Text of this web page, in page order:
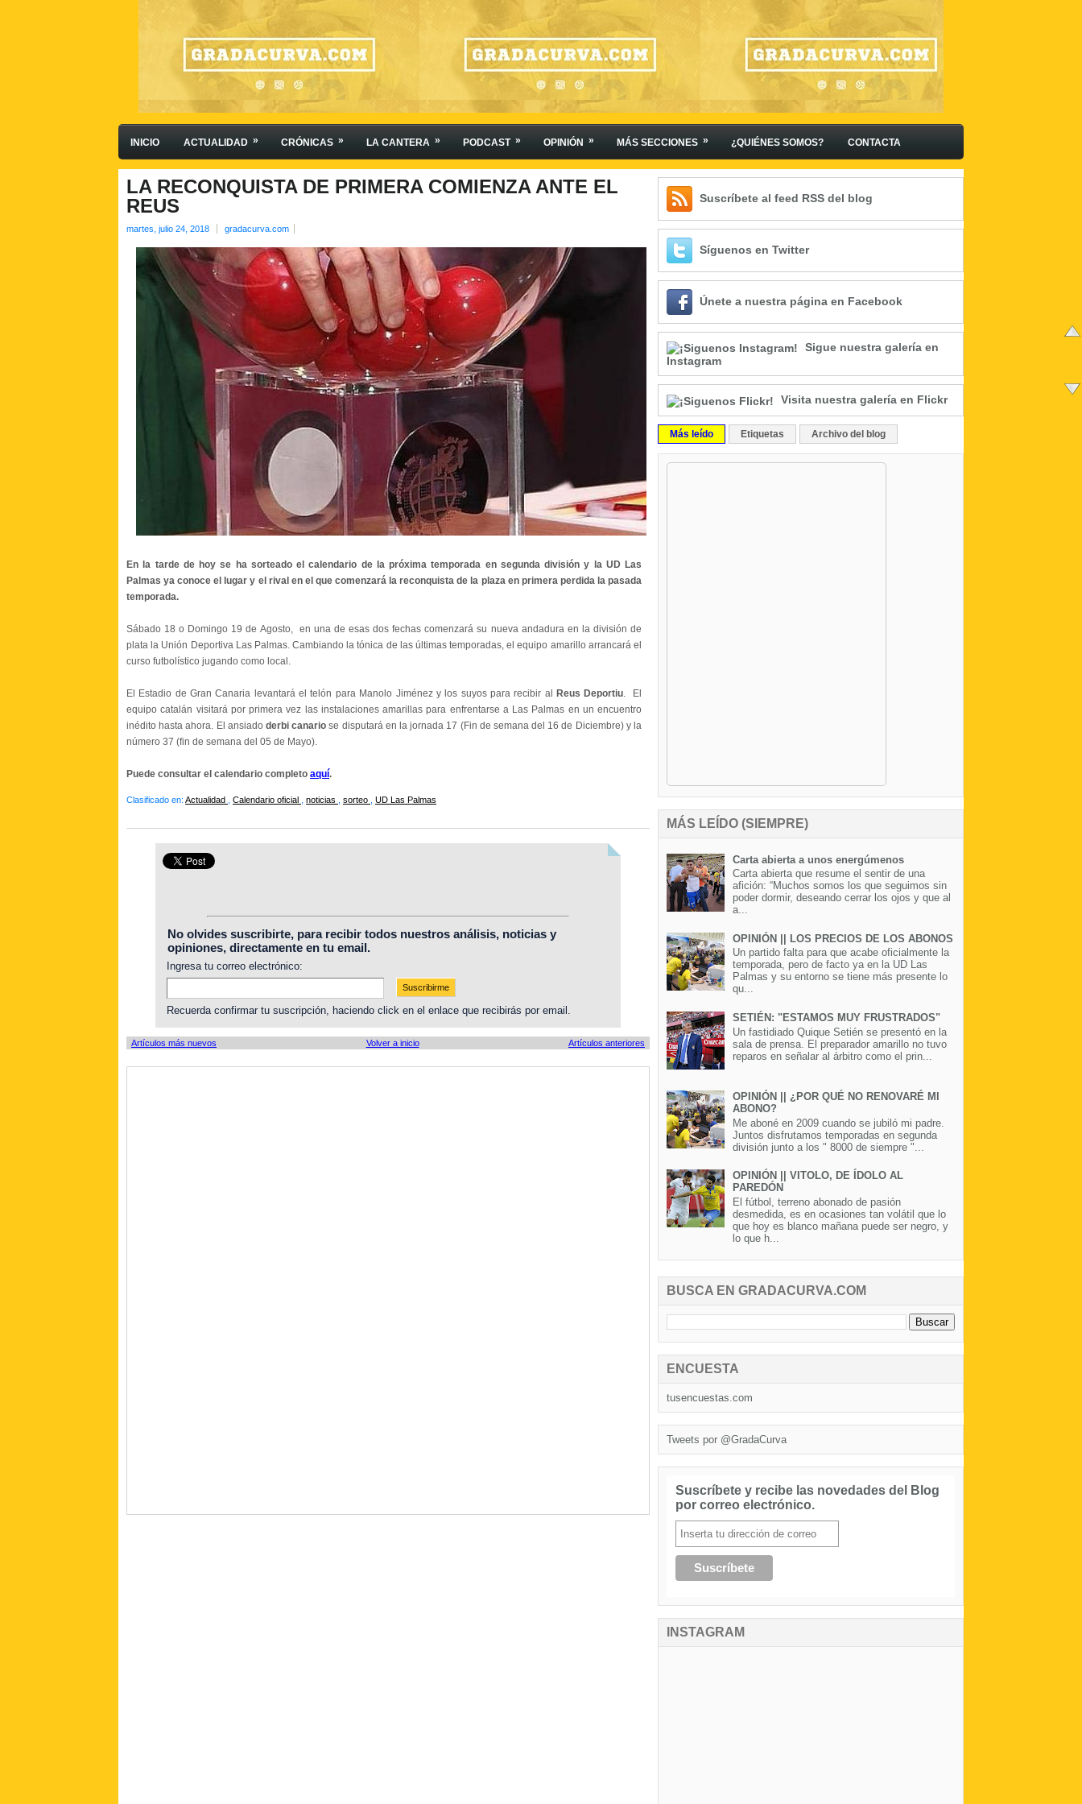
INICIO ACTUALIDAD » CRÓNICAS » LA CANTERA » PODCAST » OPINIÓN » MÁS SECCIONES » ¿QUIÉNES SOMOS? CONTACTA
LA RECONQUISTA DE PRIMERA COMIENZA ANTE EL
REUS
martes, julio 24, 2018 gradacurva.com
En la tarde de hoy se ha sorteado el calendario de la próxima temporada en segunda división y la UD Las
Palmas ya conoce el lugar y el rival en el que comenzará la reconquista de la plaza en primera perdida la pasada
temporada.
Sábado 18 o Domingo 19 de Agosto, en una de esas dos fechas comenzará su nueva andadura en la división de
plata la Unión Deportiva Las Palmas. Cambiando la tónica de las últimas temporadas, el equipo amarillo arrancará el
curso futbolístico jugando como local.
El Estadio de Gran Canaria levantará el telón para Manolo Jiménez y los suyos para recibir al Reus Deportiu. El
equipo catalán visitará por primera vez las instalaciones amarillas para enfrentarse a Las Palmas en un encuentro
inédito hasta ahora. El ansiado derbi canariose disputará en la jornada 17 (Fin de semana del 16 de Diciembre) y la
número 37 (fin de semana del 05 de Mayo).
Puede consultar el calendario completo aquí.
Clasificado en: Actualidad Calendario oficial noticias sorteo UD Las Palmas
No olvides suscribirte, para recibir todos nuestros análisis, noticias y
opiniones, directamente en tu email.
Ingresa tu correo electrónico:
Recuerda confirmar tu suscripción, haciendo click en el enlace que recibirás por email.
Artículos más nuevos Artículos anteriores
Volver a inicio
Suscríbete al feed RSS del blog
Síguenos en Twitter
Únete a nuestra página en Facebook
Sigue nuestra galería en
Instagram
Visita nuestra galería en Flickr
Más leído Etiquetas Archivo del blog
MÁS LEÍDO (SIEMPRE)
Carta abierta a unos energúmenos
Carta abierta que resume el sentir de una
afición: “Muchos somos los que seguimos sin
poder dormir, deseando cerrar los ojos y que al
a...
OPINIÓN || LOS PRECIOS DE LOS ABONOS
Un partido falta para que acabe oficialmente la
temporada, pero de facto ya en la UD Las
Palmas y su entorno se tiene más presente lo
qu...
SETIÉN: "ESTAMOS MUY FRUSTRADOS"
Un fastidiado Quique Setién se presentó en la
sala de prensa. El preparador amarillo no tuvo
reparos en señalar al árbitro como el prin...
OPINIÓN || ¿POR QUÉ NO RENOVARÉ MI
ABONO?
Me aboné en 2009 cuando se jubiló mi padre.
Juntos disfrutamos temporadas en segunda
división junto a los " 8000 de siempre "...
OPINIÓN || VITOLO, DE ÍDOLO AL
PAREDÓN
El fútbol, terreno abonado de pasión
desmedida, es en ocasiones tan volátil que lo
que hoy es blanco mañana puede ser negro, y
lo que h...
BUSCA EN GRADACURVA.COM
ENCUESTA
tusencuestas.com
Tweets por @GradaCurva
Suscríbete y recibe las novedades del Blog
por correo electrónico.
INSTAGRAM